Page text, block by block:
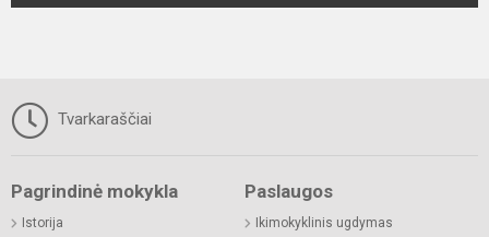
Tvarkaraščiai
Pagrindinė mokykla
Istorija
Paslaugos
Ikimokyklinis ugdymas